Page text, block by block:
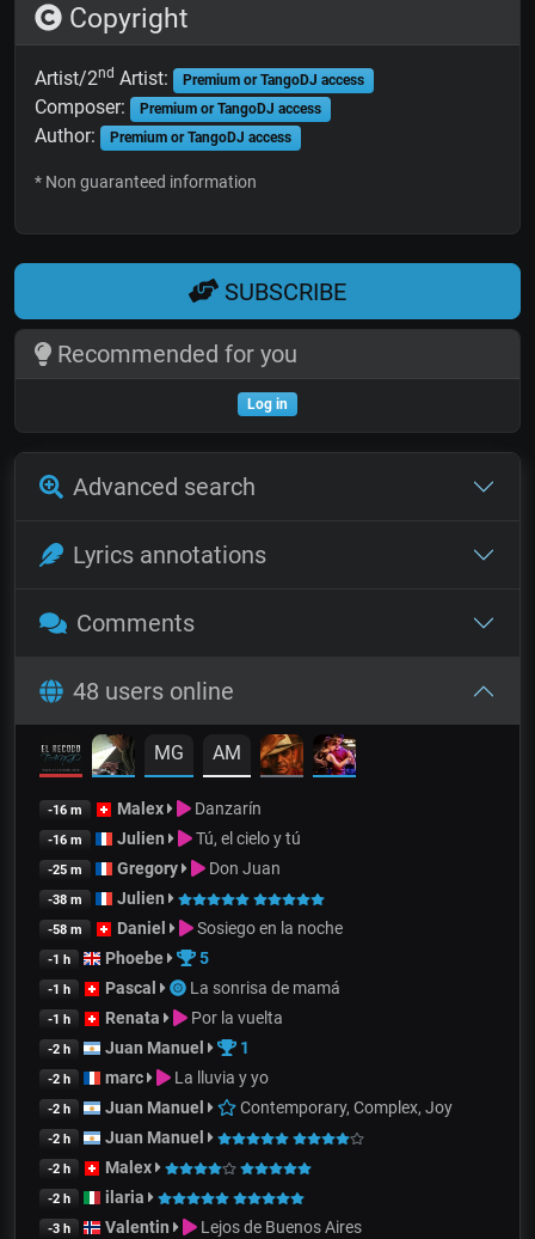
Copyright
Artist/2nd Artist: Premium or TangoDJ access
Composer: Premium or TangoDJ access
Author: Premium or TangoDJ access
* Non guaranteed information
SUBSCRIBE
Recommended for you
Log in
Advanced search
Lyrics annotations
Comments
48 users online
MG AM
-16 m Malex Danzarín
-16 m Julien Tú, el cielo y tú
-25 m Gregory Don Juan
-38 m Julien
-58 m Daniel Sosiego en la noche
-1 h Phoebe 5
-1 h Pascal La sonrisa de mamá
-1 h Renata Por la vuelta
-2 h Juan Manuel 1
-2 h marc La lluvia y yo
-2 h Juan Manuel Contemporary, Complex, Joy
-2 h Juan Manuel
-2 h Malex
-2 h ilaria
-3 h Valentin Lejos de Buenos Aires